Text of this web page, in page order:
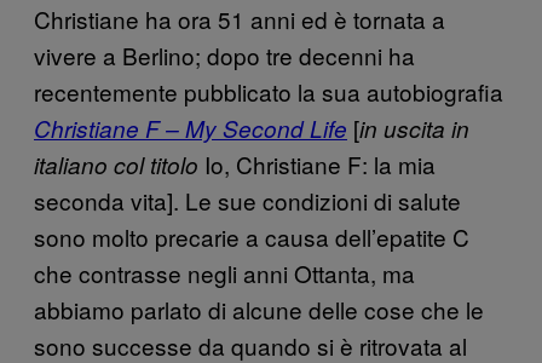
Christiane ha ora 51 anni ed è tornata a
vivere a Berlino; dopo tre decenni ha
recentemente pubblicato la sua autobiografia
Christiane F – My Second Life [in uscita in
italiano col titolo Io, Christiane F: la mia
seconda vita]. Le sue condizioni di salute
sono molto precarie a causa dell’epatite C
che contrasse negli anni Ottanta, ma
abbiamo parlato di alcune delle cose che le
sono successe da quando si è ritrovata al